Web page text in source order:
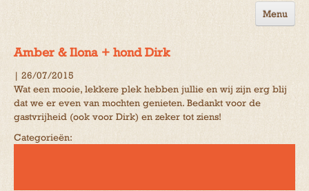
Menu
Omgeving
Amber & Ilona + hond Dirk
| 26/07/2015
Wat een mooie, lekkere plek hebben jullie en wij zijn erg blij
dat we er even van mochten genieten. Bedankt voor de
gastvrijheid (ook voor Dirk) en zeker tot ziens!
Categorieën: